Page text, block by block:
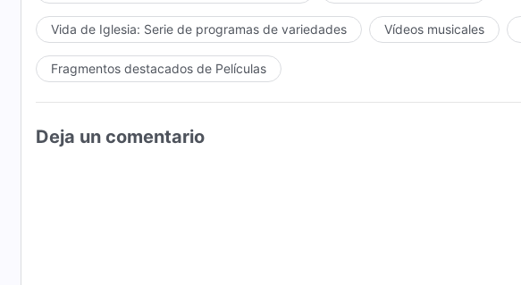
Vida de Iglesia: Serie de programas de variedades Vídeos musicales
Fragmentos destacados de Películas
Deja un comentario